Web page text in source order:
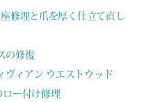
修理と爪を厚く仕立て直し
の修復
ヴィアン ウエストウッド
ロー付け修理